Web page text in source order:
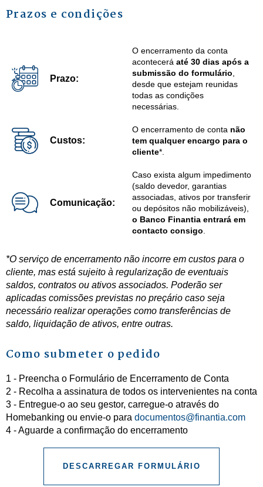
Prazos e condições
Prazo:
O encerramento da conta
acontecerá até 30 dias após a
submissão do formulário
desde que estejam reunidas
todas as condições
necessárias.
Custos:
O encerramento de conta não
tem qualquer encargo para o
cliente*.
Comunicação:
Caso exista algum impedimento
(saldo devedor, garantias
associadas, ativos por transferir
ou depósitos não mobilizáveis),
o Banco Finantia entrará em
contacto consigo
*O serviço de encerramento não incorre em custos para o
cliente, mas está sujeito à regularização de eventuais
saldos, contratos ou ativos associados. Poderão ser
aplicadas comissões previstas no preçário caso seja
necessário realizar operações como transferências de
saldo, liquidação de ativos, entre outras.
Como submeter o pedido
1 - Preencha o Formulário de Encerramento de Conta
2 - Recolha a assinatura de todos os intervenientes na conta
3 - Entregue-o ao seu gestor, carregue-o através do
Homebanking ou envie-o para documentos@finantia.com
4 - Aguarde a confirmação do encerramento
DESCARREGAR FORMULÁRIO